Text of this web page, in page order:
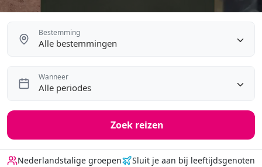
Bestemming
Alle bestemmingen
Wanneer
Alle periodes
Zoek reizen
Nederlandstalige groepen
Sluit je aan bij leeftijdsgenoten